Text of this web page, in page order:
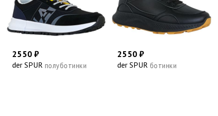
2550 ₽
der SPUR полуботинки
2550 ₽
der SPUR ботинки